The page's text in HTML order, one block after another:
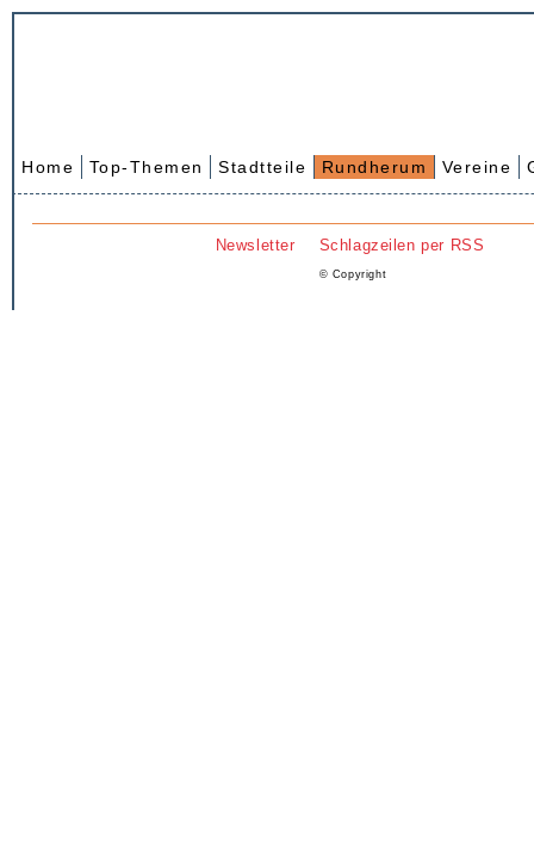
Home Top-Themen Stadtteile Rundherum Vereine
Newsletter Schlagzeilen per RSS
© Copyright